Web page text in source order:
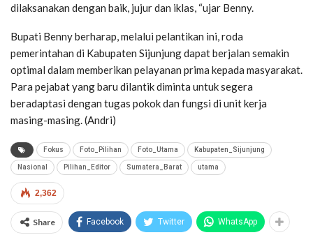
dilaksanakan dengan baik, jujur dan iklas, “ujar Benny.
Bupati Benny berharap, melalui pelantikan ini, roda
pemerintahan di Kabupaten Sijunjung dapat berjalan semakin
optimal dalam memberikan pelayanan prima kepada masyarakat.
Para pejabat yang baru dilantik diminta untuk segera
beradaptasi dengan tugas pokok dan fungsi di unit kerja
masing-masing. (Andri)
Fokus Foto_Pilihan Foto_Utama Kabupaten_Sijunjung
Nasional Pilihan_Editor Sumatera_Barat utama
2,362
Share Facebook Twitter WhatsApp